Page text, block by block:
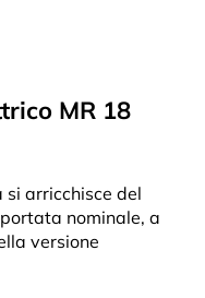
MR 18
si arricchisce del
nominale, a
versione